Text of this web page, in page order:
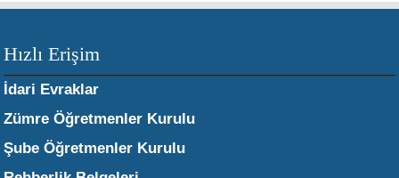
Hızlı Erişim
İdari Evraklar
Zümre Öğretmenler Kurulu
Şube Öğretmenler Kurulu